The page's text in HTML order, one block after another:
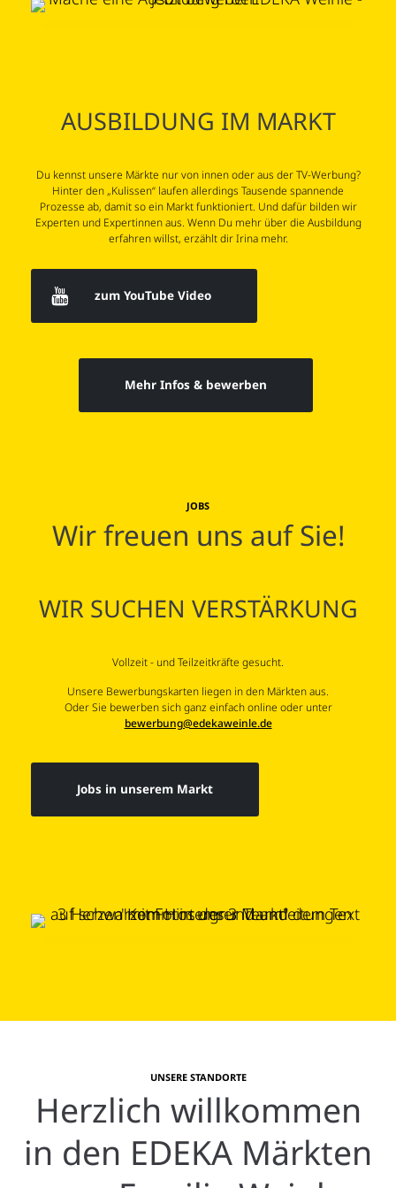
AUSBILDUNG IM MARKT
Du kennst unsere Märkte nur von innen oder aus der TV-Werbung?
Hinter den „Kulissen“ laufen allerdings Tausende spannende
Prozesse ab, damit so ein Markt funktioniert. Und dafür bilden wir
Experten und Expertinnen aus. Wenn Du mehr über die Ausbildung
erfahren willst, erzählt dir Irina mehr.
zum YouTube Video
Mehr Infos & bewerben
JOBS
Wir freuen uns auf Sie!
WIR SUCHEN VERSTÄRKUNG
Vollzeit - und Teilzeitkräfte gesucht.
Unsere Bewerbungskarten liegen in den Märkten aus.
Oder Sie bewerben sich ganz einfach online oder unter
bewerbung@edekaweinle.de
Jobs in unserem Markt
UNSERE STANDORTE
Herzlich willkommen
in den EDEKA Märkten